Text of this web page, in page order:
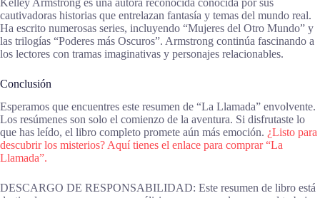
cautivadoras historias que entrelazan fantasía y temas del mundo real.
Ha escrito numerosas series, incluyendo “Mujeres del Otro Mundo” y
las trilogías “Poderes más Oscuros”. Armstrong continúa fascinando a
los lectores con tramas imaginativas y personajes relacionables.
Conclusión
Esperamos que encuentres este resumen de “La Llamada” envolvente.
Los resúmenes son solo el comienzo de la aventura. Si disfrutaste lo
que has leído, el libro completo promete aún más emoción. ¿Listo para
descubrir los misterios? Aquí tienes el enlace para comprar “La
Llamada”.
DESCARGO DE RESPONSABILIDAD: Este resumen de libro está